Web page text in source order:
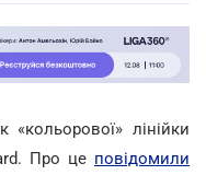
лінійки
Про це повідомили